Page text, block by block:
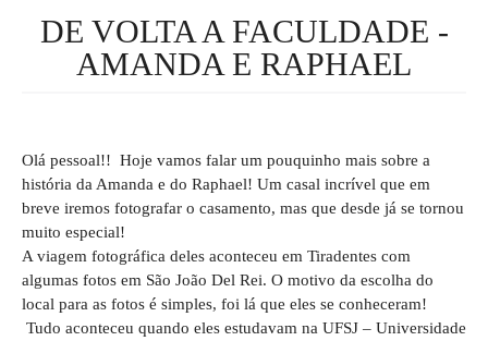
DE VOLTA A FACULDADE -
AMANDA E RAPHAEL
Olá pessoal!! Hoje vamos falar um pouquinho mais sobre a
história da Amanda e do Raphael! Um casal incrível que em
breve iremos fotografar o casamento, mas que desde já se tornou
muito especial!
A viagem fotográfica deles aconteceu em Tiradentes com
algumas fotos em São João Del Rei. O motivo da escolha do
local para as fotos é simples, foi lá que eles se conheceram!
Tudo aconteceu quando eles estudavam na UFSJ – Universidade